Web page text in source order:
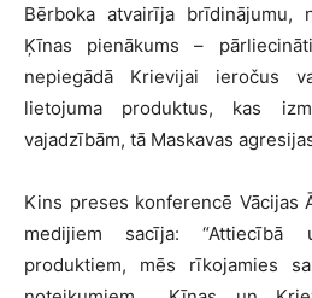
Bērboka atvairīja
Ķīnas pienākums –
nepiegādā Krievijai ieročus
lietojuma produktus, kas
vajadzībām, tā Maskavas
Kins preses konferencē Vācijas
medijiem sacīja: “Attiecībā
produktiem, mēs rīkojamies